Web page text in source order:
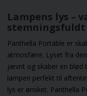
Lampens lys –
stemningsfuldt
Panthella Portable er
atmosfære. Lyset fra
jævnt og skaber en blød
lampen perfekt til
lys er ønsket. Panthella